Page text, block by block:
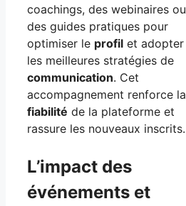
coachings, des webinaires ou
des guides pratiques pour
optimiser le profil et adopter
les meilleures stratégies de
communication. Cet
accompagnement renforce la
fiabilité de la plateforme et
rassure les nouveaux inscrits.
L’impact des
événements et